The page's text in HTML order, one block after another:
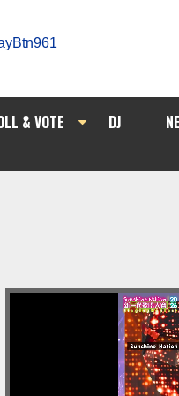
& VOTE DJ